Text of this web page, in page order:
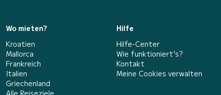
Wo mieten?
Kroatien
Mallorca
Frankreich
Italien
Griechenland
Alle Reiseziele
Hilfe
Hilfe-Center
Wie funktioniert's?
Kontakt
Meine Cookies verwalten